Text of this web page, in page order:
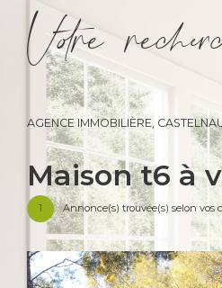
Vore rece
AGENCE IMMOBILIÈRE,
maison t6
1 Annonce(s) trouvée(s) selon vos